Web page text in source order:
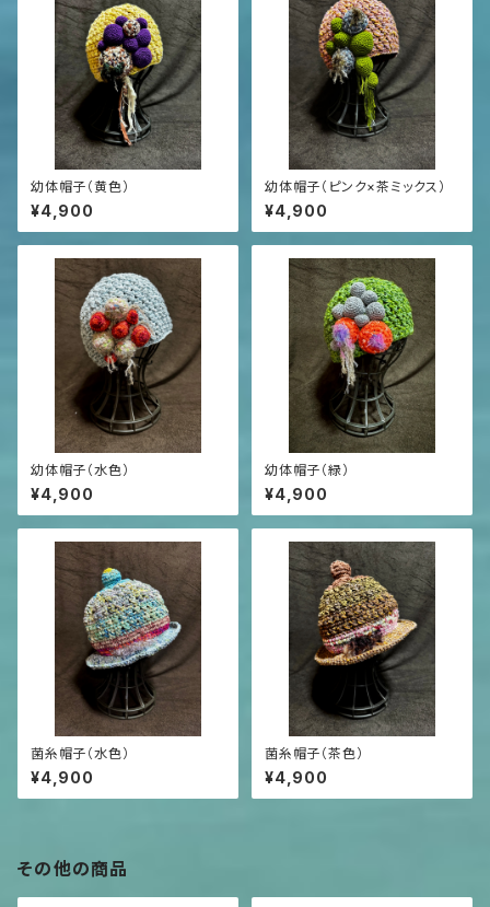
幼体帽子（黄色）
¥4,900
幼体帽子（ピンク×茶ミックス）
¥4,900
幼体帽子（水色）
¥4,900
幼体帽子（緑）
¥4,900
菌糸帽子（水色）
¥4,900
菌糸帽子（茶色）
¥4,900
その他の商品